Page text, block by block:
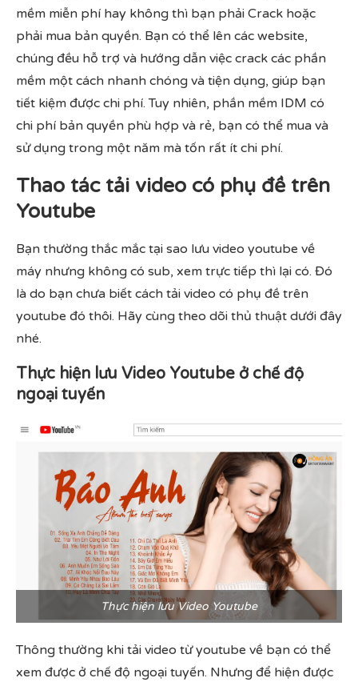
mềm miễn phí hay không thì bạn phải Crack hoặc
phải mua bản quyền. Bạn có thể lên các website,
chúng đều hỗ trợ và hướng dẫn việc crack các phần
mềm một cách nhanh chóng và tiện dụng, giúp bạn
tiết kiệm được chi phí. Tuy nhiên, phần mềm IDM có
chi phí bản quyền phù hợp và rẻ, bạn có thể mua và
sử dụng trong một năm mà tốn rất ít chi phí.
Thao tác tải video có phụ đề trên
Youtube
Bạn thường thắc mắc tại sao lưu video youtube về
máy nhưng không có sub, xem trực tiếp thì lại có. Đó
là do bạn chưa biết cách tải video có phụ đề trên
youtube đó thôi. Hãy cùng theo dõi thủ thuật dưới đây
nhé.
Thực hiện lưu Video Youtube ở chế độ
ngoại tuyến
Thực hiện lưu Video Youtube
Thông thường khi tải video từ youtube về bạn có thể
xem được ở chế độ ngoại tuyến. Nhưng để hiện được